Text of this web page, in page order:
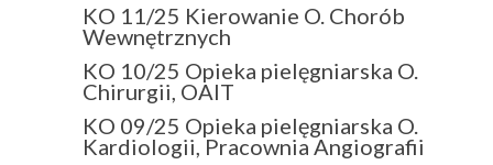
KO 11/25 Kierowanie O. Chorób
Wewnętrznych
KO 10/25 Opieka pielęgniarska O.
Chirurgii, OAIT
KO 09/25 Opieka pielęgniarska O.
Kardiologii, Pracownia Angiografii